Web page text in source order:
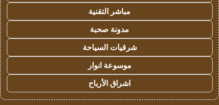
مباشر التقنية
مدونة صحبة
شرقيات السياحة
موسوعة انوار
اشراق الأرباح